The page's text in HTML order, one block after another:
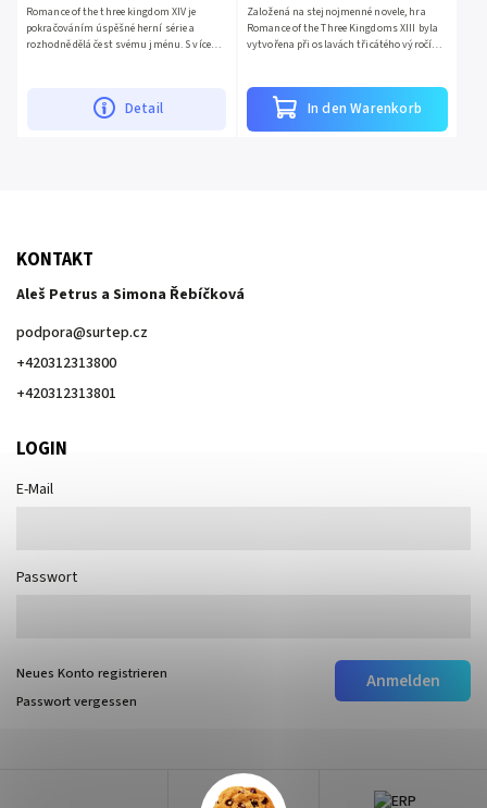
Detail
Romance of the three kingdom XIV je
pokračováním úspěšné herní série a
rozhodně dělá čest svému jménu. S více
In den Warenkorb
Založená na stejnojmenné novele, hra
Romance of the Three Kingdoms XIII byla
vytvořena při oslavách třicátého výročí
KONTAKT
Aleš Petrus a Simona Řebíčková
podpora@surtep.cz
+420312313800
+420312313801
LOGIN
E-Mail
Passwort
Anmelden
Neues Konto registrieren
Passwort vergessen